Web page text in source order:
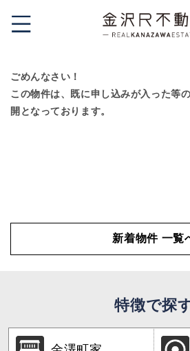
ごめんなさい！
この物件は、既に申し込みが入った等
開となっております。
新着物件 一覧
特徴で探